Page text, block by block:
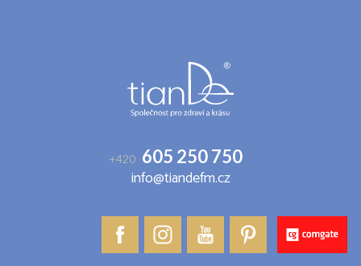
+420 605 250 750
info@tiandefm.cz